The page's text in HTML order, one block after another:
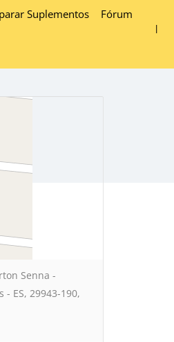
Suplementos Fórum
Senna -
- ES, 29943-190,